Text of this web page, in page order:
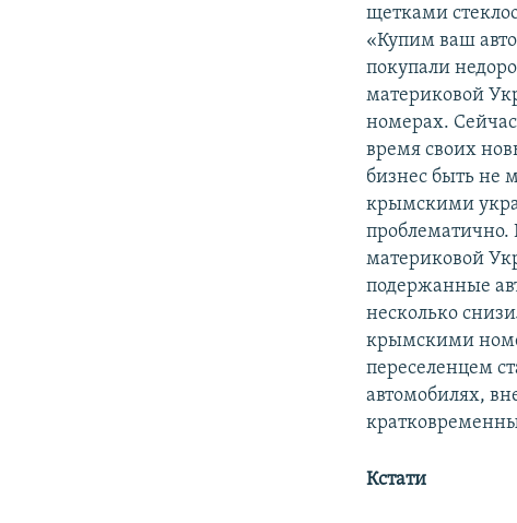
щетками
«Купим ваш
покупали
материковой
номерах.
время своих
бизнес быть не
крымскими
проблематично.
материковой
подержанные
несколько
крымскими
переселенцем
автомобилях,
Кстати